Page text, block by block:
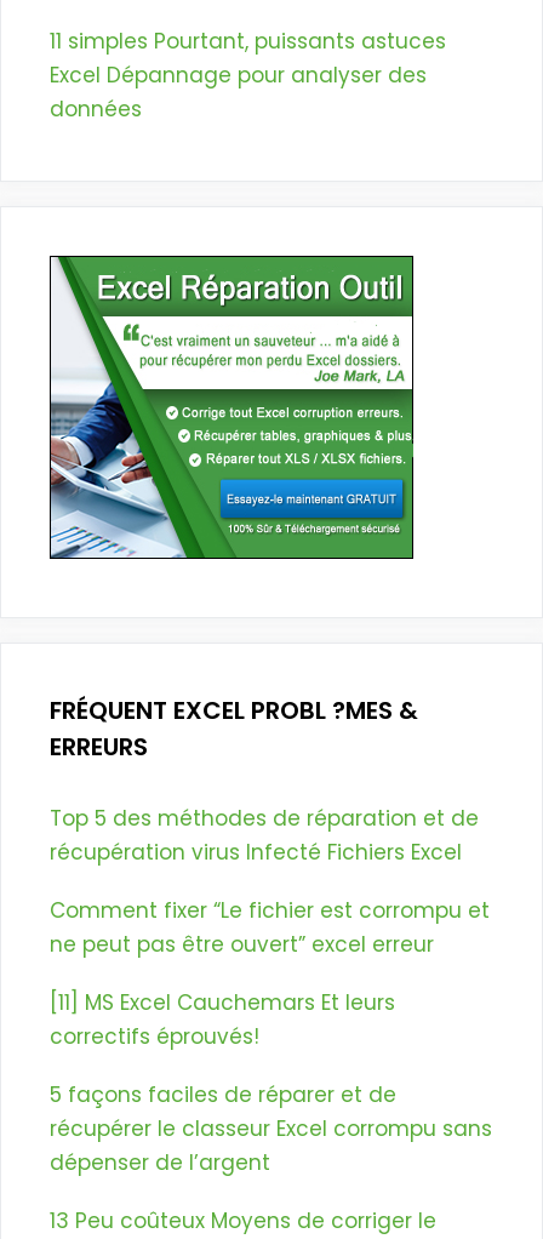
11 simples Pourtant, puissants astuces
Excel Dépannage pour analyser des
données
FRÉQUENT EXCEL PROBL ?MES &
ERREURS
Top 5 des méthodes de réparation et de
récupération virus Infecté Fichiers Excel
Comment fixer “Le fichier est corrompu et
ne peut pas être ouvert” excel erreur
[11] MS Excel Cauchemars Et leurs
correctifs éprouvés!
5 façons faciles de réparer et de
récupérer le classeur Excel corrompu sans
dépenser de l’argent
13 Peu coûteux Moyens de corriger le